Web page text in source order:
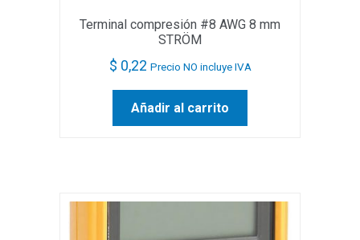
Terminal compresión #8 AWG 8 mm
STRÖM
$ 0,22 Precio NO incluye IVA
Añadir al carrito